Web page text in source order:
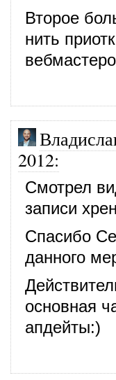
Второе
нить
2012:
Смотрел
записи
Спасибо
данного
основная
апдейты:)